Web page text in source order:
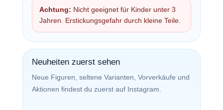
Achtung: Nicht geeignet für Kinder unter 3
Jahren. Erstickungsgefahr durch kleine Teile.
Neuheiten zuerst sehen
Neue Figuren, seltene Varianten, Vorverkäufe und
Aktionen findest du zuerst auf Instagram.